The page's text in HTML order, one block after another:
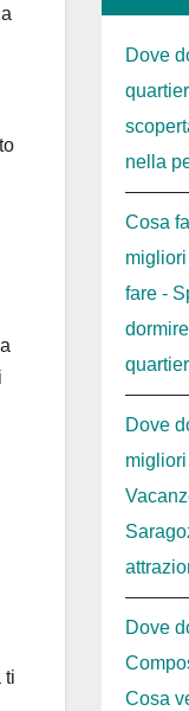
ti
Dove
nella
Cosa
fare -
Dove
Dove
Cosa